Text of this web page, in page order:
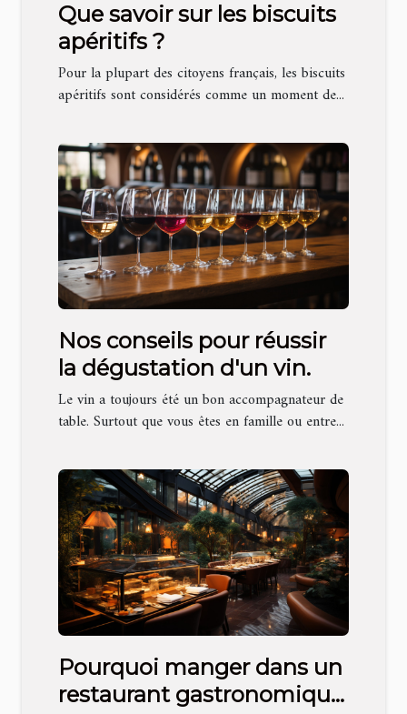
Que savoir sur les biscuits
apéritifs ?
Pour la plupart des citoyens français, les biscuits
apéritifs sont considérés comme un moment de...
Nos conseils pour réussir
la dégustation d'un vin.
Le vin a toujours été un bon accompagnateur de
table. Surtout que vous êtes en famille ou entre...
Pourquoi manger dans un
restaurant gastronomique